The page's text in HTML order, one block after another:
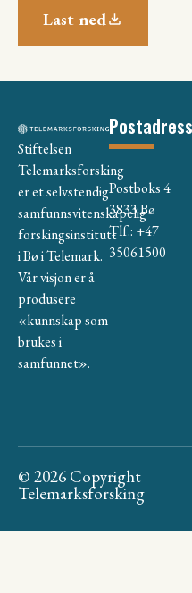
Last ned
Stiftelsen
Telemarksforsking
er et selvstendig
samfunnsvitenskapelig
forskingsinstitutt
i Bø i Telemark.
Vår visjon er å
produsere
«kunnskap som
brukes i
samfunnet».
Postboks 4
3833 Bø
Tlf.: +47
35061500
© 2026 Copyright
Telemarksforsking